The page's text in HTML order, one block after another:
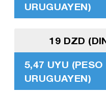
URUGUAYEN)
19 DZD
5,47 UYU (PESO
URUGUAYEN)